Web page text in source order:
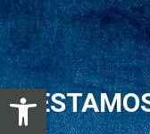
Abrir barra de